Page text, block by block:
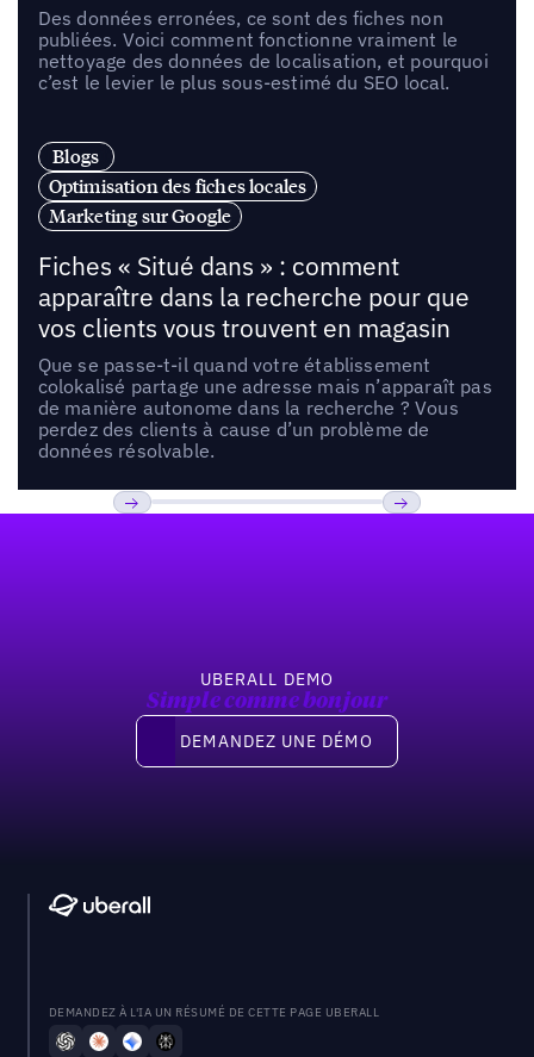
Des données erronées, ce sont des fiches non
publiées. Voici comment fonctionne vraiment le
nettoyage des données de localisation, et pourquoi
c’est le levier le plus sous-estimé du SEO local.
Blogs
Optimisation des fiches locales
Marketing sur Google
Fiches « Situé dans » : comment
apparaître dans la recherche pour que
vos clients vous trouvent en magasin
Que se passe-t-il quand votre établissement
colokalisé partage une adresse mais n’apparaît pas
de manière autonome dans la recherche ? Vous
perdez des clients à cause d’un problème de
données résolvable.
UBERALL DEMO
Simple comme bonjour
Demandez une démo
DEMANDEZ UNE DÉMO
DEMANDEZ À L'IA UN RÉSUMÉ DE CETTE PAGE UBERALL